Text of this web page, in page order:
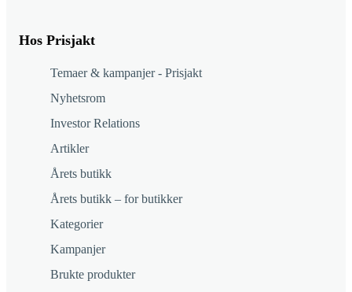
Hos Prisjakt
Temaer & kampanjer - Prisjakt
Nyhetsrom
Investor Relations
Artikler
Årets butikk
Årets butikk – for butikker
Kategorier
Kampanjer
Brukte produkter